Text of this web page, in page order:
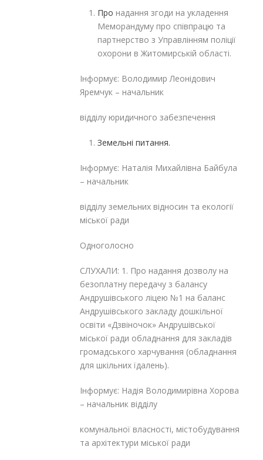
Про надання згоди на укладення
Меморандуму про співпрацю та
партнерство з Управлінням поліції
охорони в Житомирській області.
Інформує: Володимир Леонідович
Яремчук – начальник
відділу юридичного забезпечення
Земельні питання.
Інформує: Наталія Михайлівна Байбула
– начальник
відділу земельних відносин та екології
міської ради
Одноголосно
СЛУХАЛИ: 1. Про надання дозволу на
безоплатну передачу з балансу
Андрушівського ліцею №1 на баланс
Андрушівського закладу дошкільної
освіти «Дзвіночок» Андрушівської
міської ради обладнання для закладів
громадського харчування (обладнання
для шкільних їдалень).
Інформує: Надія Володимирівна Хорова
– начальник відділу
комунальної власності, містобудування
та архітектури міської ради